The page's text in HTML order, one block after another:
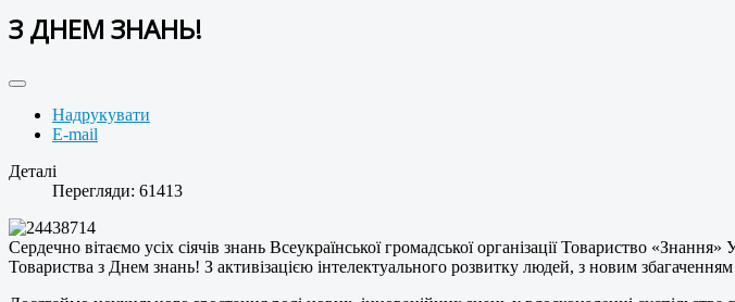
З ДНЕМ ЗНАНЬ!
Надрукувати
E-mail
Деталі
Перегляди: 61413
Сердечно вітаємо усіх сіячів знань Всеукраїнської громадської організації Товариство
Товариства з Днем знань! З активізацією інтелектуального розвитку людей, з новим